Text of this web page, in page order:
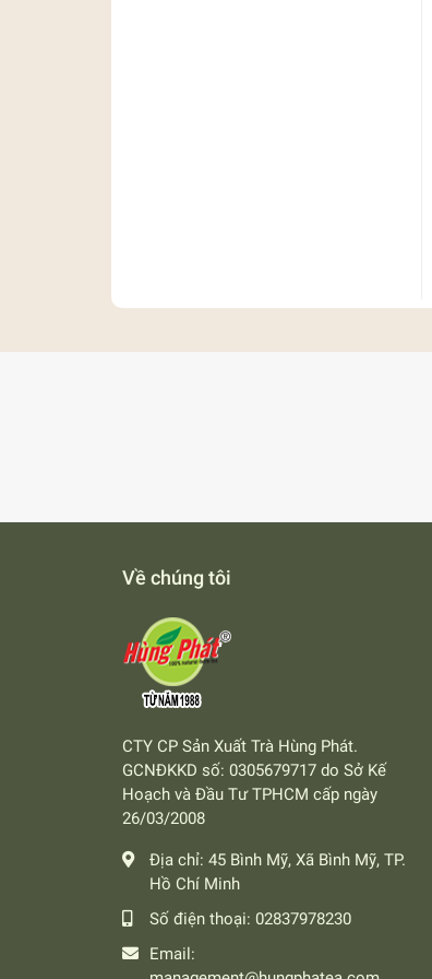
Về chúng tôi
CTY CP Sản Xuất Trà Hùng Phát.
GCNĐKKD số: 0305679717 do Sở Kế
Hoạch và Đầu Tư TPHCM cấp ngày
26/03/2008
Địa chỉ: 45 Bình Mỹ, Xã Bình Mỹ, TP.
Hồ Chí Minh
Số điện thoại: 02837978230
Email: